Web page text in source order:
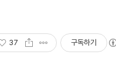
37 구독하기